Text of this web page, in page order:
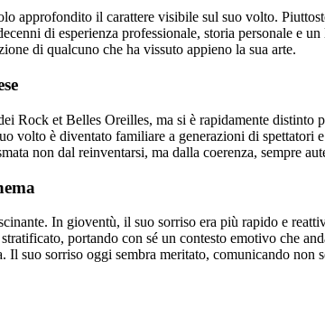
approfondito il carattere visibile sul suo volto.
di esperienza professionale, storia personale e
di qualcuno che ha vissuto appieno la sua arte.
Rock et Belles Oreilles, ma si è rapidamente
volto è diventato familiare a generazioni di spettatori
non dal reinventarsi, ma dalla coerenza, sempre
In gioventù, il suo sorriso era più rapido e
portando con sé un contesto emotivo che
Il suo sorriso oggi sembra meritato, comunicando